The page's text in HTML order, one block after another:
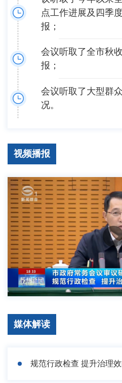
点工作进展及四季
报；
会议听取了全市秋
报；
会议听取了大型群
况。
视频播报
媒体解读